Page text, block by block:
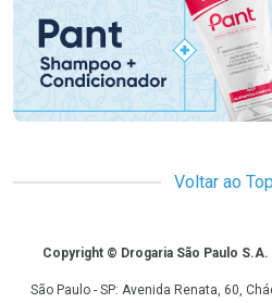
Voltar ao
CopyrightCopyright © Drogaria São Paulo
São Paulo - SP: Avenida Renata, 60,